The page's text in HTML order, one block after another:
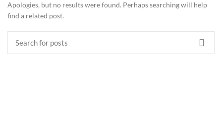
Apologies, but no results were found. Perhaps searching will help
find a related post.